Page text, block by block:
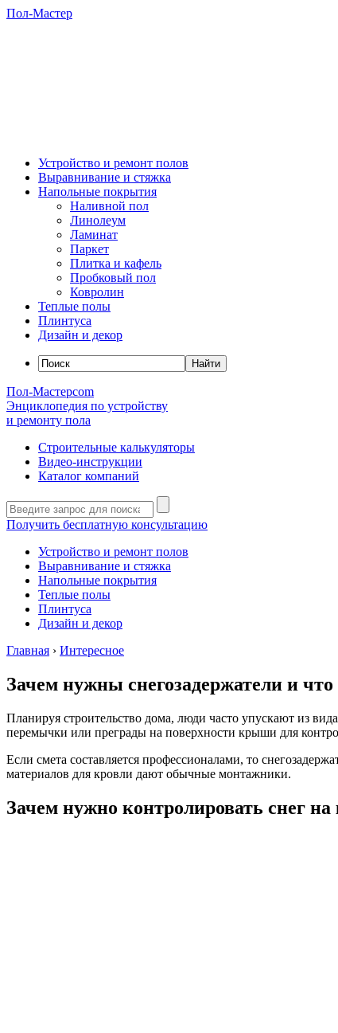
Пол-Мастер
Устройство и ремонт полов
Выравнивание и стяжка
Напольные покрытия
Наливной пол
Линолеум
Ламинат
Паркет
Плитка и кафель
Пробковый пол
Ковролин
Теплые полы
Плинтуса
Дизайн и декор
Пол-Мастерcom
Энциклопедия по устройству
и ремонту пола
Строительные калькуляторы
Видео-инструкции
Каталог компаний
Получить бесплатную консультацию
Устройство и ремонт полов
Выравнивание и стяжка
Напольные покрытия
Теплые полы
Плинтуса
Дизайн и декор
Главная › Интересное
Зачем нужны снегозадержатели и что
Планируя строительство дома, люди часто упускают из
перемычки или преграды на поверхности крыши для
Если смета составляется профессионалами, то
материалов для кровли дают обычные монтажники.
Зачем нужно контролировать снег